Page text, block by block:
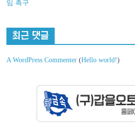
임 촉구
최근 댓글
A WordPress Commenter (Hello world!)